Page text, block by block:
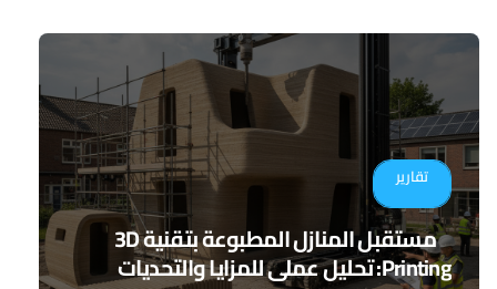
تقارير
مستقبل المنازل المطبوعة بتقنية 3D
Printing: تحليل عملي للمزايا والتحديات